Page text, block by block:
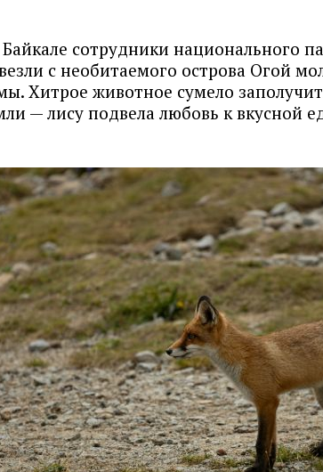
сотрудники национального
с необитаемого острова Огой
Хитрое животное сумело
— лису подвела любовь к вкусной